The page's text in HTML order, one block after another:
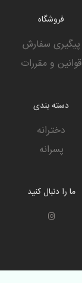
فروشگاه
پیگیری سفارش
قوانین و مقررات
دسته بندی
دخترانه
پسرانه
ما را دنبال کنید